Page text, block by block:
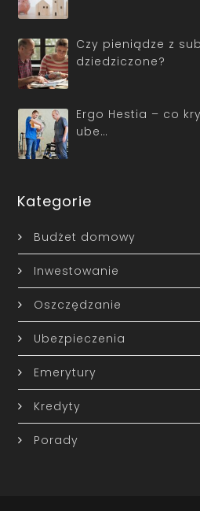
Czy pieniądze z
dziedziczone?
Ergo Hestia – co
ube…
Kategorie
Budżet domowy
Inwestowanie
Oszczędzanie
Ubezpieczenia
Emerytury
Kredyty
Porady